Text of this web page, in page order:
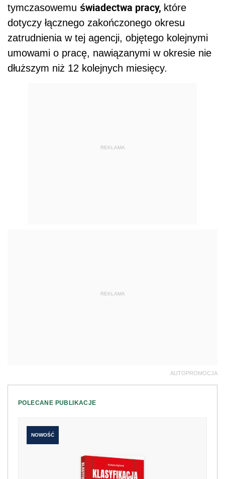
tymczasowemu świadectwa pracy, które
dotyczy łącznego zakończonego okresu
zatrudnienia w tej agencji, objętego kolejnymi
umowami o pracę, nawiązanymi w okresie nie
dłuższym niż 12 kolejnych miesięcy.
REKLAMA
REKLAMA
AUTOPROMOCJA
POLECANE PUBLIKACJE
NOWOŚĆ